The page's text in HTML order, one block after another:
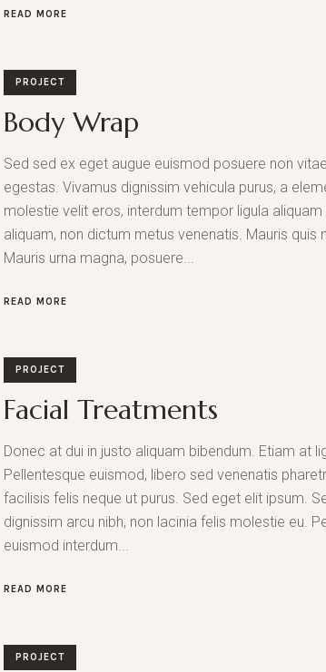
READ MORE
PROJECT
Body Wrap
Sed sed ex eget augue euismod posuere non
egestas. Vivamus dignissim vehicula purus, a
molestie velit eros, interdum tempor ligula
aliquam, non dictum metus venenatis. Mauris quis
Mauris urna magna, posuere...
READ MORE
PROJECT
Facial Treatments
Donec at dui in justo aliquam bibendum. Etiam at
Pellentesque euismod, libero sed venenatis
facilisis felis neque ut purus. Sed eget elit ipsum.
dignissim arcu nibh, non lacinia felis molestie eu.
euismod interdum...
READ MORE
PROJECT